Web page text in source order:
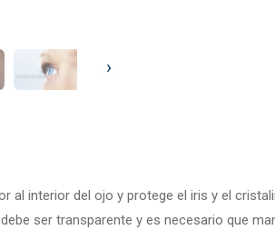
›
al interior del ojo y protege el iris y el
ser transparente y es necesario que